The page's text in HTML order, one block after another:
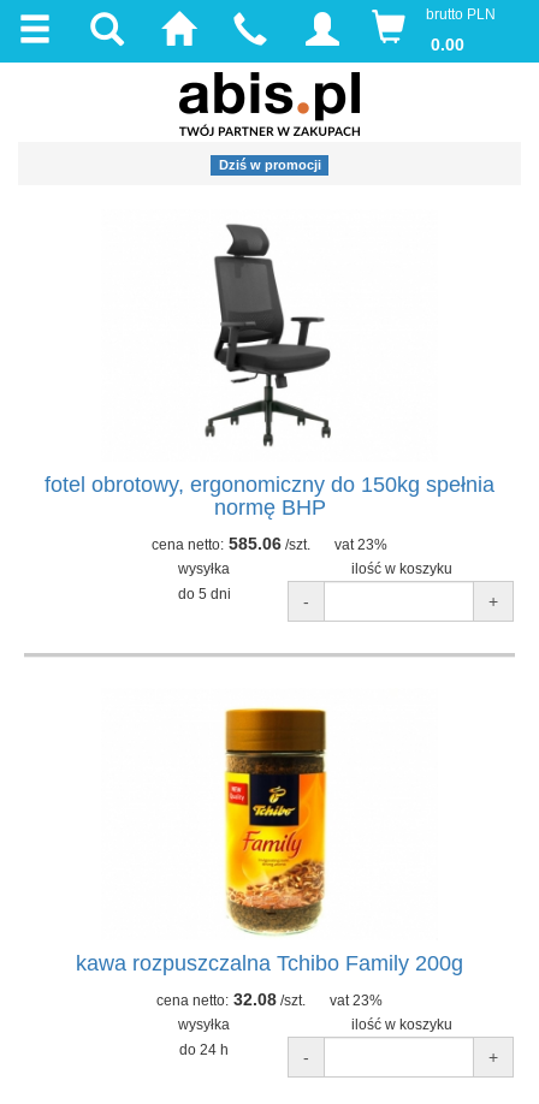
brutto PLN
0.00
Dziś w promocji
fotel obrotowy, ergonomiczny do 150kg spełnia
normę BHP
cena netto: 585.06 /szt.
vat 23%
wysyłka
ilość w koszyku
do 5 dni
- +
kawa rozpuszczalna Tchibo Family 200g
cena netto: 32.08 /szt.
vat 23%
wysyłka
ilość w koszyku
do 24 h
- +